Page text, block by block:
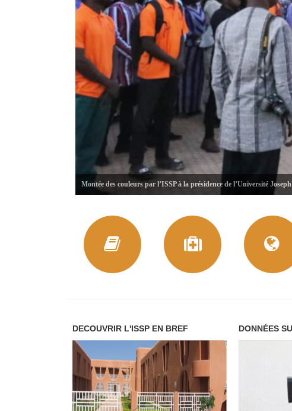
Montée des couleurs par l’ISSP à la présidence de l’Université
DECOUVRIR L'ISSP EN BREF DONNÉES